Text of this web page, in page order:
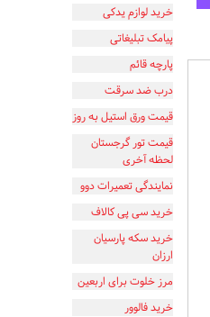
خرید لوازم یدکی
پیامک تبلیغاتی
پارچه قائم
درب ضد سرقت
قیمت ورق استیل به روز
قیمت تور گرجستان
لحظه آخری
نمایندگی تعمیرات دوو
خرید سی پی کالاف
خرید سکه پارسیان
ارزان
مرز خلوت برای اربعین
خرید فالوور